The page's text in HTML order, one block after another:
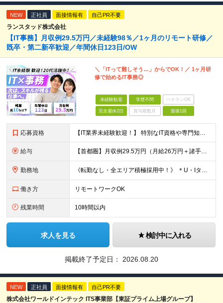
NEW 正社員 面接情報有 自己PR不要
ランスタッド株式会社
【IT事務】月収例29.5万円／未経験98％／1ヶ月のリモート研修／
既卒・第二新卒歓迎／年間休日123日/OW
＼「ITって難しそう…」からでOK！／ 1ヶ月研
修で始めるIT事務◎
未経験歓迎 学歴不問 ベテランOK
完全週休2日 賞与複数月 面接1回
応募資格 【IT業界未経験歓迎！】 特別なIT資格や専門知識は必要ありません。 ・学歴不問（文系・理系不問） ・第二新卒、既卒の方も歓迎 ・20代を中心に幅広い年代が活躍中 ・基本的なPC操作ができる方 ・タ
給与 【首都圏】月収例29.5万円（月給26万円＋諸手当） 【東海・関西】月収例28.5万円（月給25万円＋諸手当） 【九州】月収例26万円（月給23万円＋諸手当） ※経験・スキル・前職給与を踏まえ、総合
勤務地 《転勤なし・全エリア積極採用中！》 ＊U・Iターンも歓迎 ＊研修はオンライン実施 ★勤務エリアは下記よりお選びいただけます★ 【首都圏】東京・神奈川・千葉・埼玉 【東海】愛知 【関西】大阪、京都、兵庫
働き方 リモートワークOK
残業時間 10時間以内
求人を見る 検討中に入れる
掲載終了予定日： 2026.08.20
NEW 正社員 面接情報有 自己PR不要
株式会社ワールドインテック ITS事業部【東証プライム上場グループ】